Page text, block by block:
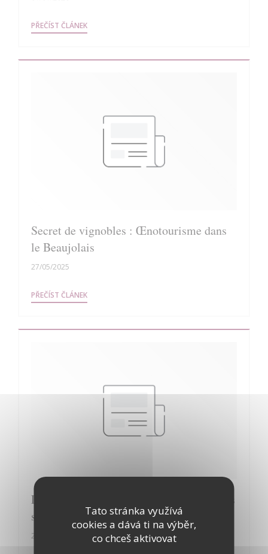
Tato stránka využívá
cookies a dává ti na výběr,
co chceš aktivovat
PŘEČÍST ČLÁNEK((OTEVŘE SE V NOVÉM OKNĚ))
Secret de vignobles : Œnotourisme dans
le Beaujolais
27/05/2025
PŘEČÍST ČLÁNEK((OTEVŘE SE V NOVÉM OKNĚ))
Le Patriote : L'art du bistrot dans son plus
simple appareil
20/08/2021